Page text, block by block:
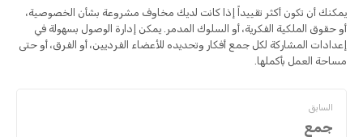
يمكنك أن تكون أكثر تقييداً إذا كانت لديك مخاوف مشروعة بشأن الخصوصية،
أو حقوق الملكية الفكرية، أو السلوك المدمر. يمكن إدارة الوصول بسهولة في
إعدادات المشاركة لكل جمع أفكار وتحديده للأعضاء الفرديين، أو الفرق، أو حتى
مساحة العمل بأكملها.
السابق
جمع